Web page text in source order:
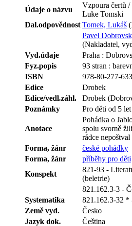
Údaje o názvu
Vzpoura čertů /
Luke Tomski
Dal.odpovědnost Tomek, Lukáš
Pavel
(Nakladatel,
Vyd.údaje
Praha :
Fyz.popis
93 stran :
ISBN
978-80-277-
Edice
Drobek
Edice/vedl.záhl.
Drobek
Poznámky
Pro děti od 5 let
Anotace
Pohádka o
spolu svorně
rádce
Forma, žánr
české pohádky
Forma, žánr
příběhy pro děti
Konspekt
821-93 -
(beletrie)
821.162.3-3 -
Systematika
821.162.3-32 *
Země vyd.
Česko
Jazyk dok.
Čeština